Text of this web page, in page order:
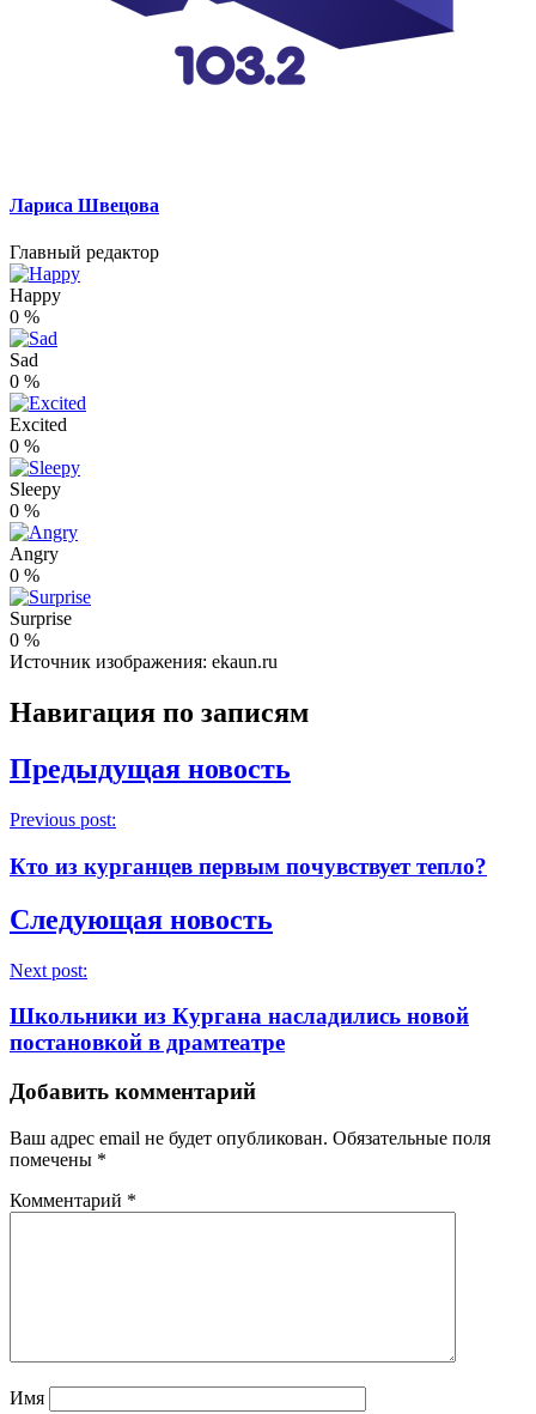
Лариса Швецова
Главный редактор
Happy
0 %
Sad
0 %
Excited
0 %
Sleepy
0 %
Angry
0 %
Surprise
0 %
Источник изображения: ekaun.ru
Навигация по записям
Предыдущая новость
Previous post:
Кто из курганцев первым почувствует тепло?
Следующая новость
Next post:
Школьники из Кургана насладились новой
постановкой в драмтеатре
Добавить комментарий
Ваш адрес email не будет опубликован. Обязательные поля
помечены *
Комментарий *
Имя